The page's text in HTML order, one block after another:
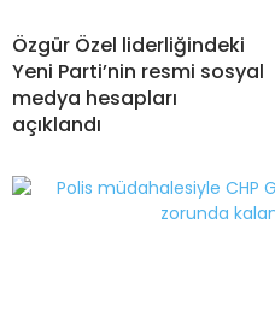
Özgür Özel liderliğindeki
Yeni Parti’nin resmi sosyal
medya hesapları
açıklandı